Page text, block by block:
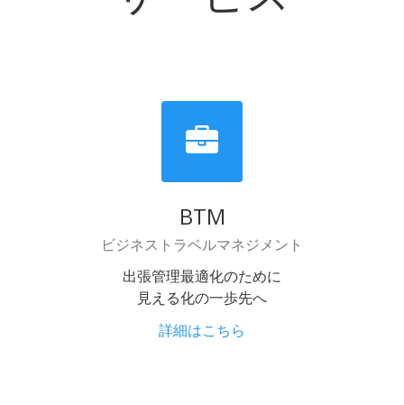
BTM
ビジネストラベルマネジメント
出張管理最適化のために
見える化の一歩先へ
詳細はこちら